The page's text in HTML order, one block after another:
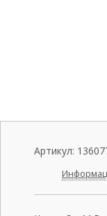
Артикул: